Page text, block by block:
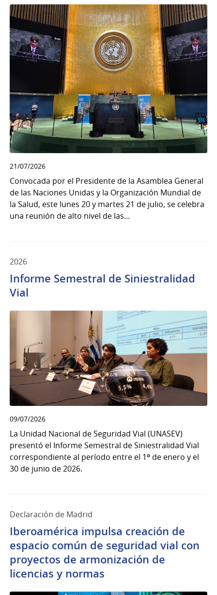
21/07/2026
Convocada por el Presidente de la Asamblea General
de las Naciones Unidas y la Organización Mundial de
la Salud, este lunes 20 y martes 21 de julio, se celebra
una reunión de alto nivel de las...
2026
Informe Semestral de Siniestralidad
Vial
09/07/2026
La Unidad Nacional de Seguridad Vial (UNASEV)
presentó el Informe Semestral de Siniestralidad Vial
correspondiente al período entre el 1º de enero y el
30 de junio de 2026.
Declaración de Madrid
Iberoamérica impulsa creación de
espacio común de seguridad vial con
proyectos de armonización de
licencias y normas